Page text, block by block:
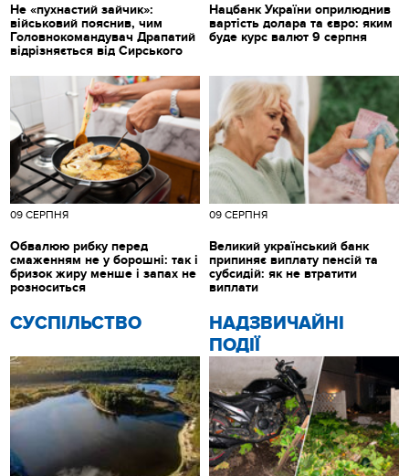
Не «пухнастий зайчик»:
військовий пояснив, чим
Головнокомандувач Драпатий
відрізняється від Сирського
Нацбанк України оприлюднив
вартість долара та євро: яким
буде курс валют 9 серпня
CУСПІЛЬСТВО
НАДЗВИЧАЙНІ
ПОДІЇ
09 СЕРПНЯ
Обвалюю рибку перед
смаженням не у борошні: так і
бризок жиру менше і запах не
розноситься
09 СЕРПНЯ
Великий український банк
припиняє виплату пенсій та
субсидій: як не втратити
виплати